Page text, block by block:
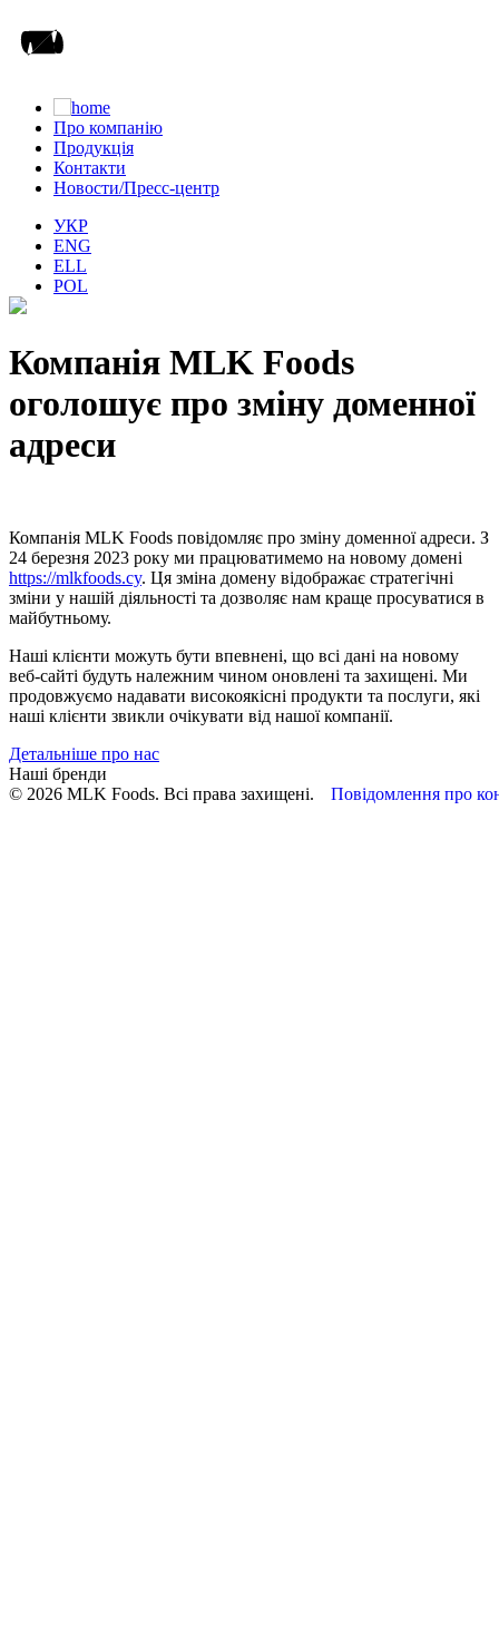
Про компанію
Продукція
Контакти
Новости/Пресс-центр
УКР
ENG
ELL
POL
Компанія MLK Foods
оголошує про зміну доменної
адреси
Компанія MLK Foods повідомляє про зміну доменної адреси. З
24 березня 2023 року ми працюватимемо на новому домені
https://mlkfoods.cy. Ця зміна домену відображає стратегічні
зміни у нашій діяльності та дозволяє нам краще просуватися в
майбутньому.
Наші клієнти можуть бути впевнені, що всі дані на новому
веб-сайті будуть належним чином оновлені та захищені. Ми
продовжуємо надавати високоякісні продукти та послуги, які
наші клієнти звикли очікувати від нашої компанії.
Детальніше про нас
Наші бренди
© 2026 MLK Foods. Всі права захищені.
Повідомлення про